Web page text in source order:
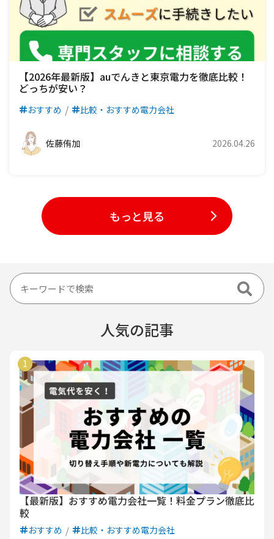
【2026年最新版】auでんきと東京電力を徹底比較！
どっちが安い？
おすすめ 比較・おすすめ電力会社
佐藤侑加 2026.04.26
もっと見る
人気の記事
【最新版】おすすめ電力会社一覧！料金プラン徹底比
較
おすすめ 比較・おすすめ電力会社